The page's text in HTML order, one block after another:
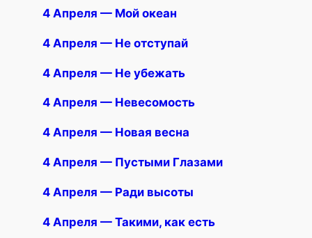
4 Апреля — Мой океан
4 Апреля — Не отступай
4 Апреля — Не убежать
4 Апреля — Невесомость
4 Апреля — Новая весна
4 Апреля — Пустыми Глазами
4 Апреля — Ради высоты
4 Апреля — Такими, как есть